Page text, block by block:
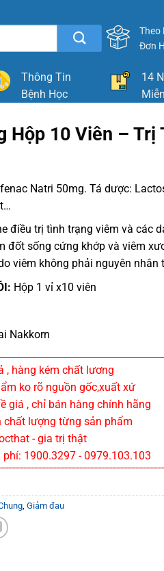
Theo
Đơn
Thông Tin
Bệnh Học
14
Hộp 10 Viên – Trị
Natri 50mg. Tá dược:
điều trị tình trạng viêm và các
đốt sống cứng khớp và viêm
viêm không phải nguyên nhân
Hộp 1 vỉ x10 viên
Nakkorn
, hàng kém chất lương
ko rõ nguồn gốc,xuất xứ
giá , chỉ bán hàng chính hãng
chất lượng từng sản phẩm
- gia trị thật
1900.3297 - 0979.103.103
, Giảm đau